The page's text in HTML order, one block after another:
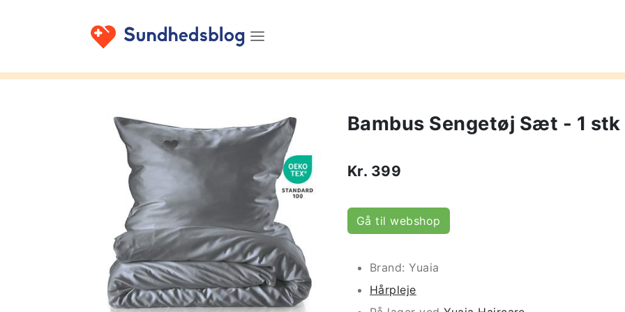
Bambus Sengetøj Sæt - 1
Kr. 399
Gå til webshop
Brand: Yuaia
Hårpleje